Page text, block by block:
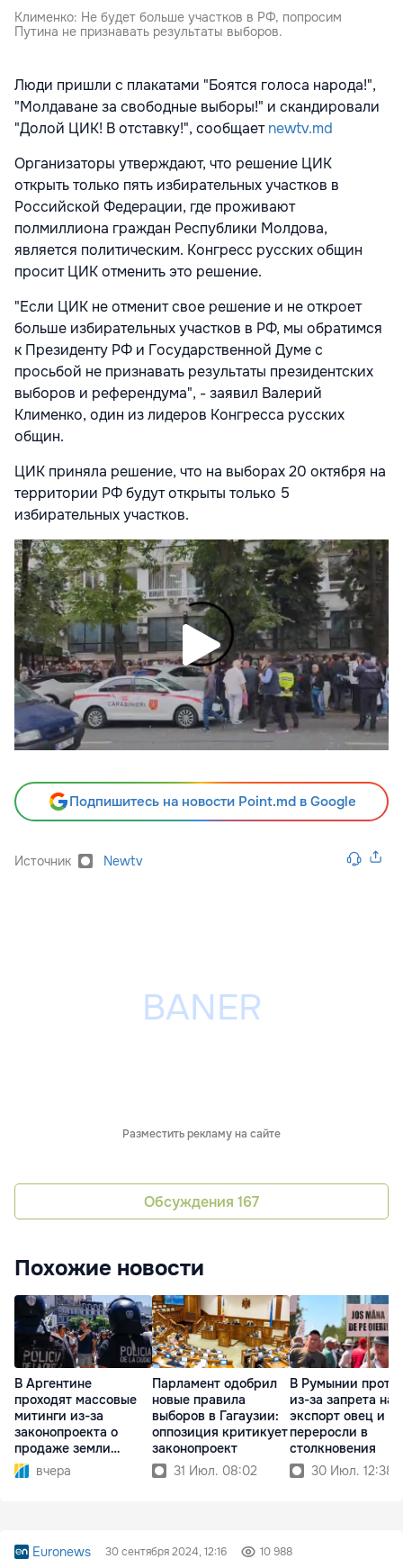
Клименко: Не будет больше участков в РФ, попросим
Путина не признавать результаты выборов.
Люди пришли с плакатами "Боятся голоса народа!",
"Молдаване за свободные выборы!" и скандировали
"Долой ЦИК! В отставку!", сообщаетnewtv.md
Организаторы утверждают, что решение ЦИК
открыть только пять избирательных участков в
Российской Федерации, где проживают
полмиллиона граждан Республики Молдова,
является политическим. Конгресс русских общин
просит ЦИК отменить это решение.
"Если ЦИК не отменит свое решение и не откроет
больше избирательных участков в РФ, мы обратимся
к Президенту РФ и Государственной Думе с
просьбой не признавать результаты президентских
выборов и референдума", - заявил Валерий
Клименко, один из лидеров Конгресса русских
общин.
ЦИК приняла решение, что на выборах 20 октября на
территории РФ будут открыты только 5
избирательных участков.
Подпишитесь на новости Point.md в Google
Источник Newtv
Разместить рекламу на сайте
Обсуждения 167
Похожие новости
В Аргентине
проходят массовые
митинги из-за
законопроекта о
продаже земли
иностранцам
вчера
Парламент одобрил
новые правила
выборов в Гагаузии:
оппозиция критикует
законопроект
31 Июл. 08:02
В Румынии
из-за запрета на
экспорт овец и
переросли в
столкновения
30 Июл. 12:38
Euronews 30 сентября 2024, 12:16 10 988